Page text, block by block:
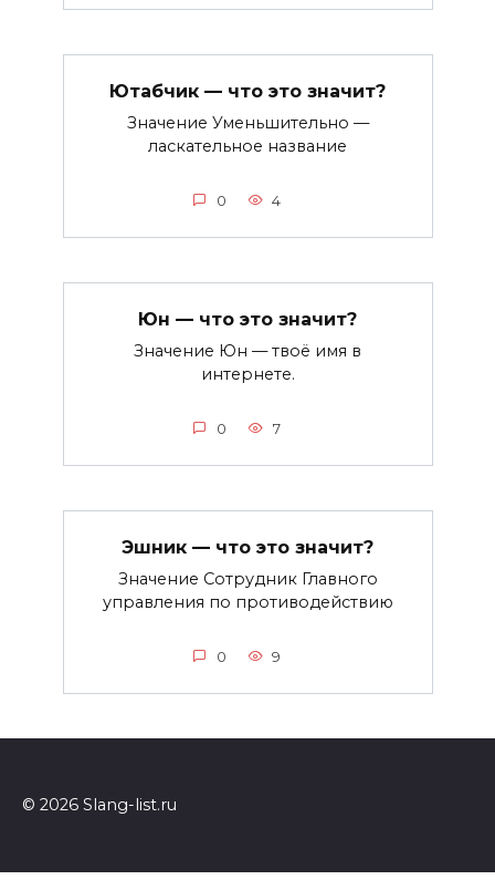
Ютабчик — что это значит?
Значение Уменьшительно —
ласкательное название
0 4
Юн — что это значит?
Значение Юн — твоё имя в
интернете.
0 7
Эшник — что это значит?
Значение Сотрудник Главного
управления по противодействию
0 9
© 2026 Slang-list.ru